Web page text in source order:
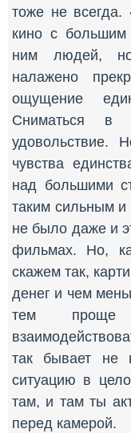
тоже не
кино с большим
ним людей,
налажено
ощущение
Сниматься
чувства
над большими
таким сильным
не было даже и
фильмах. Но,
скажем так,
денег и чем
тем
так бывает не
ситуацию в
там, и там ты
перед камерой.